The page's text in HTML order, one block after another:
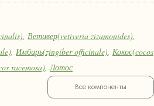
, Ветивер(vetiveria zizamonides),
, Имбирь(zingiber officinale), Кокос(cocos
racemosa),Лотос
indica) ,Манжишта(rubia
Олеандр индийский(nerium indicum),
Все компоненты